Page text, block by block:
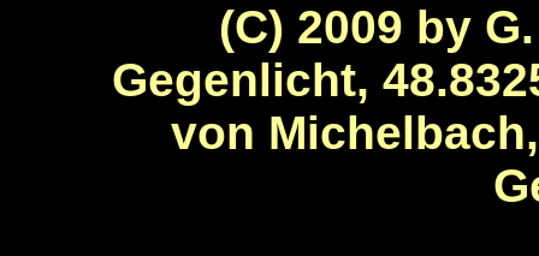
(C) 2009 by
Gegenlicht,
von